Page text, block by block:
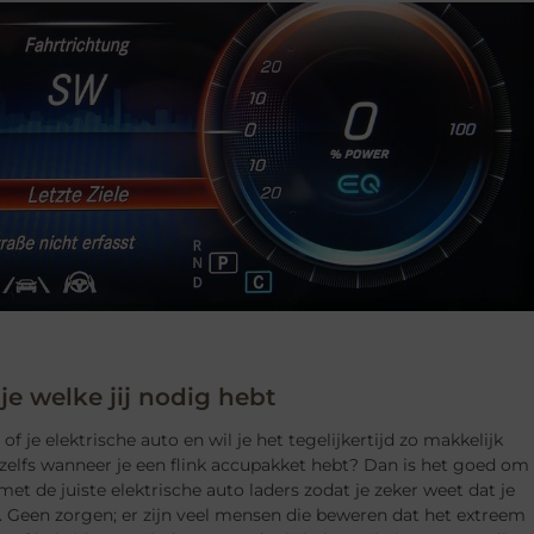
welke jij nodig hebt
je elektrische auto en wil je het tegelijkertijd zo makkelijk
wanneer je een flink accupakket hebt? Dan is het goed om
de juiste elektrische auto laders zodat je zeker weet dat je
zorgen; er zijn veel mensen die beweren dat het extreem